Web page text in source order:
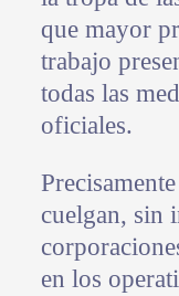
que mayor
trabajo
todas las
oficiales.
cuelgan, sin
en los